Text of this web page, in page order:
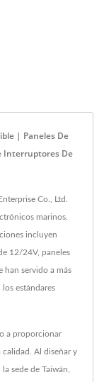
| Paneles De
Interruptores De
Co., Ltd.
marinos.
incluyen
12/24V, paneles
han servido a más
estándares
a proporcionar
Al diseñar y
sede de Taiwán,